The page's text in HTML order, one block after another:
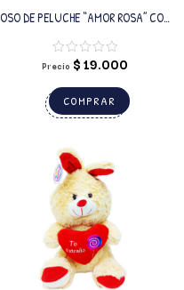
OSO DE PELUCHE “AMOR ROSA” CON
LUCES
Precio $19.000
COMPRAR